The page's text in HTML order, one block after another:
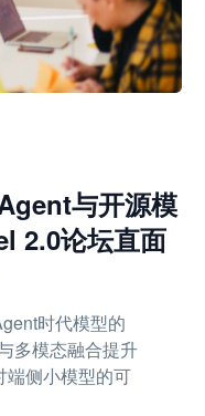
与开源模
2.0论坛直面
时代模型的
多模态融合提升
端侧小模型的可